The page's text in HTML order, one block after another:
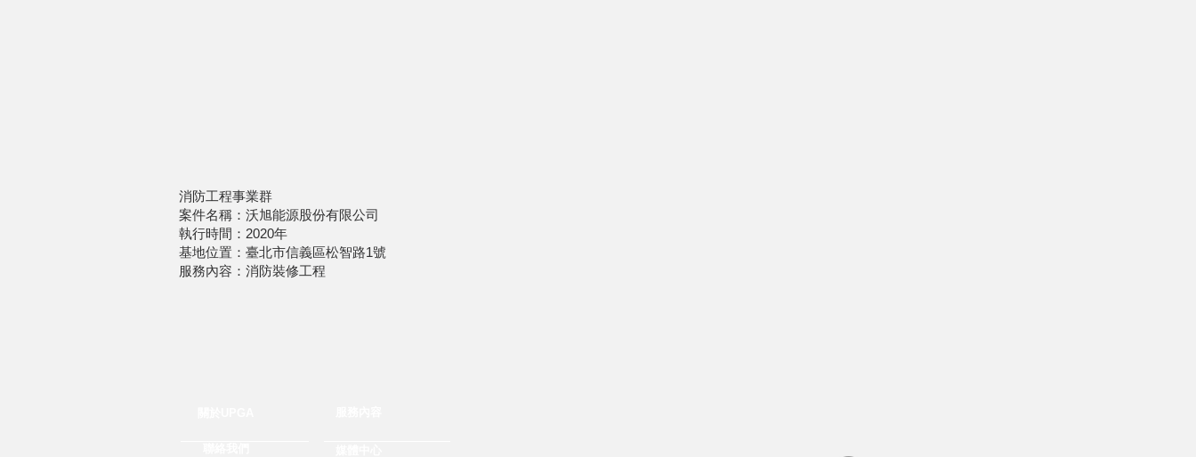
消防工程事業群
案件名稱：沃旭能源股份有限公司
執行時間：2020年
基地位置：臺北市信義區松智路1號
服務內容：消防裝修工程